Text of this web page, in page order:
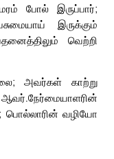
போல் இருப்பார்;
இருக்கும்
வெற்றி
அவர்கள் காற்று
ஆவர்.நேர்மையாளரின்
வழியோ